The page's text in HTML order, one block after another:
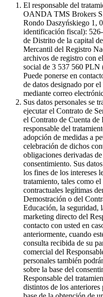
El responsable del
OANDA TMS Brokers
Rondo Daszyńskiego 1,
identificación fiscal):
de Distrito de la capital
Mercantil del Registro
archivos de registro con
social de 3 537 560 PLN
Puede ponerse en
de datos designado por
mediante correo
Sus datos personales se
ejecutar el Contrato de
el Contrato de Cuenta de
responsable del
adopción de medidas a
celebración de dichos
obligaciones derivadas
consentimiento. Sus
los fines de los intereses
tratamiento, tales como
contractuales legítimas
Demostración o del
Educación, la seguridad,
marketing directo del
contacto con usted en
anteriormente, cuando
consulta recibida de su
comercial del
personales también
sobre la base del
Responsable del
distintos de los